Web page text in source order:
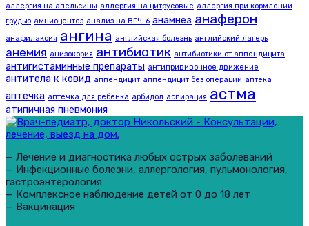
аллергия на апельсины аллергия на цитрусовые аллергия при кормлении
грудью амниоцентез анализ на ВГЧ-6 анамнез анаферон
анафилаксия ангина английская болезнь английский лагерь
анемия анизокория антибиотик антибиотики от аппендицита
антигистаминные препараты антипрививочное движение
антитела к ковид аппендицит аппендицит без операции аптека
аптечка аптечка для ребенка арбидол аспирация астма
атипичная пневмония
— Лечение и диагностика любых острых заболеваний
— Инфекционные болезни, аллергология, пульмонология,
гастроэнтерология
— Комплексное наблюдение детей от 0 до 18 лет
— Вакцинация